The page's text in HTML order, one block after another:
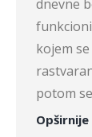
dnevne
kojem
potom
Opširnije